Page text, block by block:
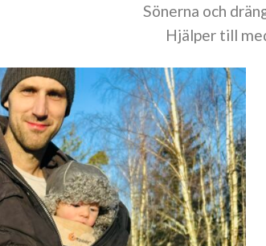
Sönerna och
Hjälper till